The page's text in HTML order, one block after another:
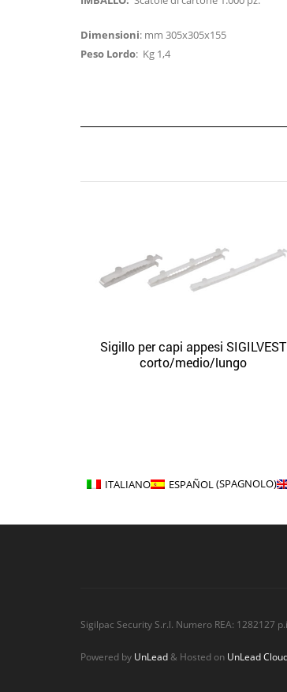
Dimensioni: mm 305x305x155
Peso Lordo: Kg 1,4
Aggiungi alla lista dei desideri Quick View
Sigillo per capi appesi SIGILVEST
corto/medio/lungo
ITALIANO ESPAÑOL (SPAGNOLO)
Sigilpac Security S.r.l. Numero REA: 1282127
Powered by UnLead& Hosted on UnLead